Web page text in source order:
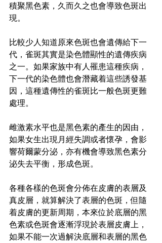
積聚黑色素，久而久之也會導致色斑出
現。
比較少人知道原來色斑也會遺傳給下一
代，雀斑其實是染色體顯性的遺傳疾病
之一。如果家族中有人罹患這種疾病，
下一代的染色體也會潛藏着這些誘發基
因，這種遺傳性的雀斑比一般色斑更難
處理。
雌激素水平也是黑色素的產生的因由，
如果女生出現月經失調或者懷孕，會影
響荷爾蒙分泌，亦有機會導致黑色素分
泌失去平衡，形成色斑。
各種各樣的色斑會分佈在皮膚的表層及
真皮層，就算解決了表層的色斑，但隨
着皮膚的更新周期，本來位於底層的黑
色素或色斑會逐漸浮現於表層皮膚上，
如果不能一次過解決底層和表層的黑色